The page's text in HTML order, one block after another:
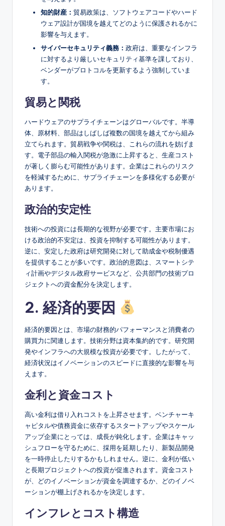
知的財産： 貿易政策は、ソフトウェアコードやハード
ウェア設計が国境を越えてどのように保護されるかに
影響を与えます。
サイバーセキュリティ義務： 政府は、重要なインフラ
に対するより厳しいセキュリティ基準を課しており、
ベンダーがプロトコルを更新するよう強制していま
す。
貿易と関税
ハードウェアのサプライチェーンはグローバルです。半導
体、原材料、部品はしばしば複数の国境を越えてから組み
立てられます。貿易戦争や関税は、これらの流れを妨げま
す。電子部品の輸入関税が急激に上昇すると、生産コスト
が著しく膨らむ可能性があります。企業はこれらのリスク
を軽減するために、サプライチェーンを多様化する必要が
あります。
政治的安定性
技術への投資には長期的な視野が必要です。主要市場にお
ける政治的不安定は、投資を抑制する可能性があります。
逆に、安定した政府は研究開発に対して助成金や税制優遇
を提供することが多いです。政治的意図は、スマートシテ
ィ計画やデジタル政府サービスなど、公共部門の技術プロ
ジェクトへの資金配分を決定します。
2. 経済的要因
経済的要因とは、市場の財務的パフォーマンスと消費者の
購買力に関連します。技術分野は資本集約的です。研究開
発やインフラへの大規模な投資が必要です。したがって、
経済状況はイノベーションのスピードに直接的な影響を与
えます。
金利と資金コスト
高い金利は借り入れコストを上昇させます。ベンチャーキ
ャピタルや債務資金に依存するスタートアップやスケール
アップ企業にとっては、成長が鈍化します。企業はキャッ
シュフローを守るために、採用を延期したり、新製品開発
を一時停止したりするかもしれません。逆に、金利が低い
と長期プロジェクトへの投資が促進されます。資金コスト
が、どのイノベーションが資金を調達するか、どのイノベ
ーションが棚上げされるかを決定します。
インフレとコスト構造